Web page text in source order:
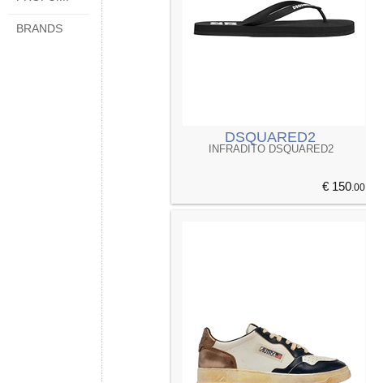
BRANDS
DSQUARED2
INFRADITO DSQUARED2
€ 150.00